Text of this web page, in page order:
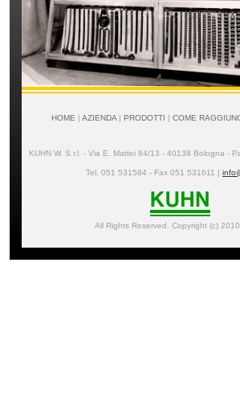
HOME | AZIENDA | PRODOTTI | COME
KUHN W. S.r.l. - Via E. Mattei 84/13 - 40138 Bologna -
Tel. 051 531584 - Fax 051 531611 |
All Rights Reserved. Copyright (c)